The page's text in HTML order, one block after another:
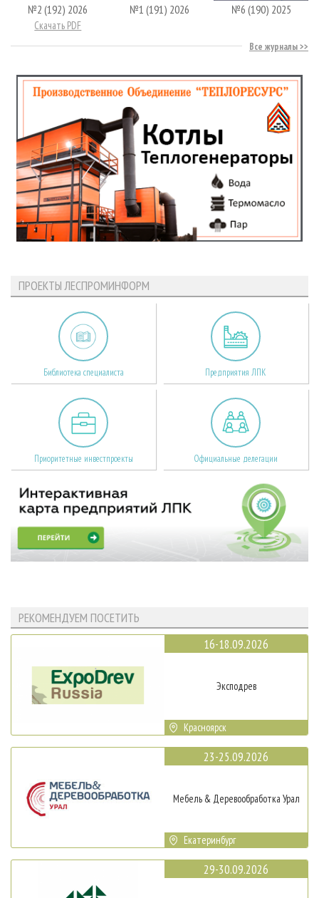
№2 (192) 2026
Скачать PDF
№1 (191) 2026 №6 (190) 2025
Все журналы
ПРОЕКТЫ ЛЕСПРОМИНФОРМ
Библиотека специалиста Предприятия ЛПК
Приоритетные инвестпроекты Официальные делегации
РЕКОМЕНДУЕМ ПОСЕТИТЬ
16-18.09.2026
Эксподрев
Красноярск
23-25.09.2026
Мебель & Деревообработка Урал
Екатеринбург
29-30.09.2026